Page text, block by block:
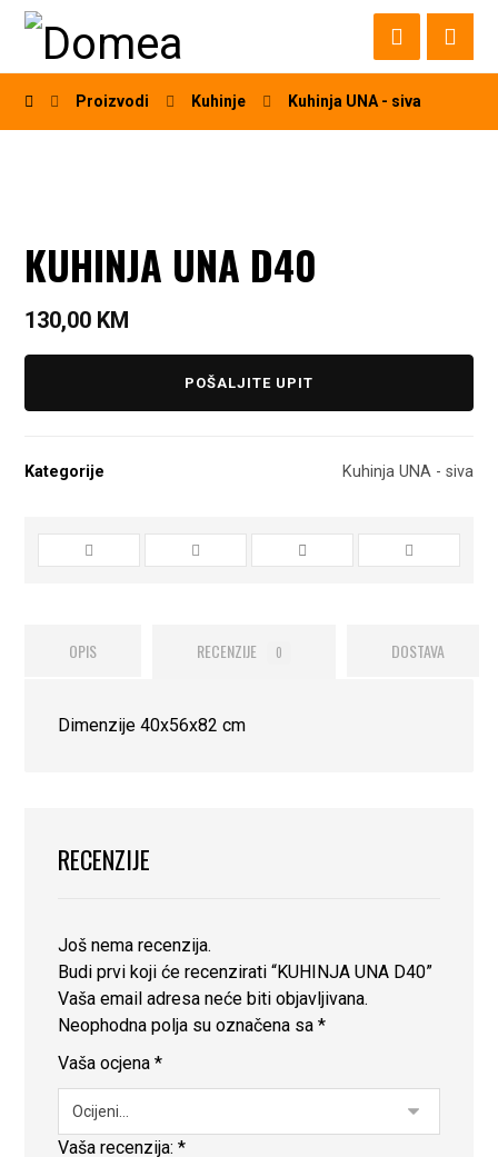
Proizvodi Kuhinje Kuhinja UNA - siva
KUHINJA UNA D40
130,00 KM
POŠALJITE UPIT
Kategorije Kuhinja UNA - siva
OPIS RECENZIJE 0 DOSTAVA
Dimenzije 40x56x82 cm
RECENZIJE
Još nema recenzija.
Budi prvi koji će recenzirati “KUHINJA UNA D40”
Vaša email adresa neće biti objavljivana.
Neophodna polja su označena sa*
Vaša ocjena*
Vaša recenzija:*